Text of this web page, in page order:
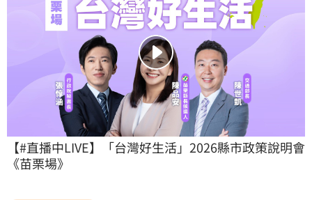
【#直播中LIVE】「台灣好生活」2026縣市政策說明會
《苗栗場》